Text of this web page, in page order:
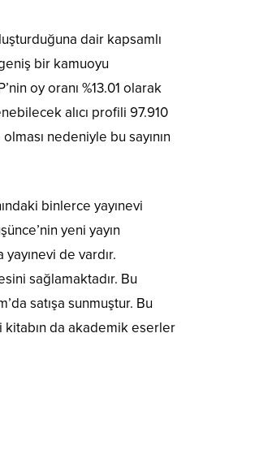
dair kapsamlı
bir kamuoyu
oy oranı %13.01 olarak
alıcı profili 97.910
nedeniyle bu sayının
binlerce yayınevi
yeni yayın
de vardır.
sağlamaktadır. Bu
satışa sunmuştur. Bu
kitabın da akademik eserler